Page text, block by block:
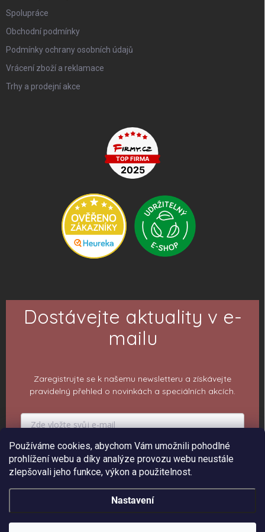
Používáme cookies, abychom Vám umožnili pohodlné
prohlížení webu a díky analýze provozu webu neustále
zlepšovali jeho funkce, výkon a použitelnost.
Nastavení
Spolupráce
Obchodní podmínky
Podmínky ochrany osobních údajů
Vrácení zboží a reklamace
Trhy a prodejní akce
Dostávejte aktuality v e-
mailu
Zaregistrujte se k našemu newsletteru a získávejte
pravidelný přehled o novinkách a speciálních akcích.
PŘIHLÁSIT K ODBĚRU
Copyright 2026ePiPí - Prodejna radostí. Všechna práva vyhrazena.Upravit